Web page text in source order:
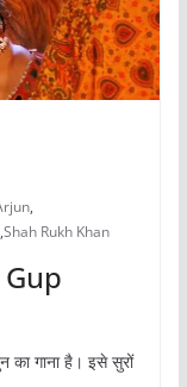
,
,Shah Rukh Khan
का गाना है। इसे सुरों